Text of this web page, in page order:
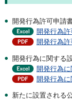
開発行為許可申請
開発行為許
開発行為許
開発行為に関する
開発行為に
開発行為に
新たに設置される